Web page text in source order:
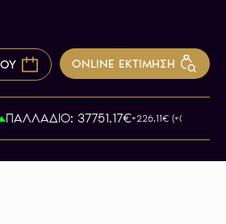
ONLINE ΕΚΤΙΜΗΣΗ
37751.17€+226.11€ (+0.61%)